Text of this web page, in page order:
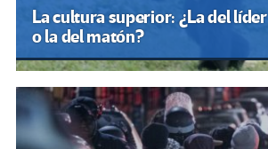
La cultura superior: ¿La del líder
o la del matón?